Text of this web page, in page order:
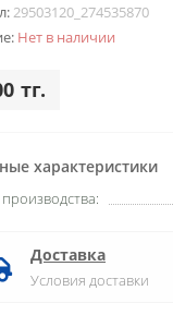
29503120_274535870
Нет в наличии
тг.
характеристики
Доставка
Условия доставки